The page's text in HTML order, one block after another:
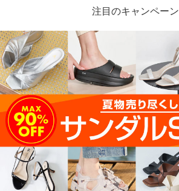
注目のキャンペーン